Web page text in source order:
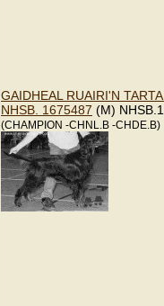
GAIDHEAL RUAIRI'N
NHSB. 1675487 (M)
(CHAMPION -CHNL.B -CHDE.B)